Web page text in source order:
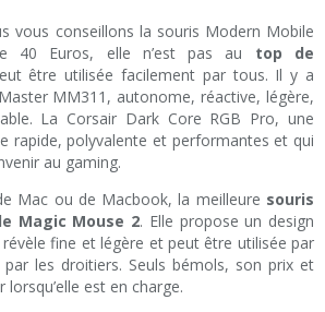
vous conseillons la souris Modern Mobile
40 Euros, elle n’est pas au top de
être utilisée facilement par tous. Il y a
MM311, autonome, réactive, légère,
La Corsair Dark Core RGB Pro, une
rapide, polyvalente et performantes et qui
au gaming.
Mac ou de Macbook, la meilleure souris
Magic Mouse 2. Elle propose un design
fine et légère et peut être utilisée par
les droitiers. Seuls bémols, son prix et
lorsqu’elle est en charge.